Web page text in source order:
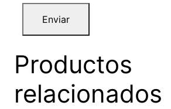
Productos
relacionados